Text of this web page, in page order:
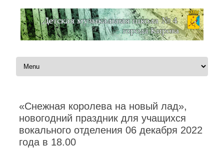
Перейти к содержимому
«Снежная королева на новый лад»,
новогодний праздник для учащихся
вокального отделения 06 декабря 2022
года в 18.00